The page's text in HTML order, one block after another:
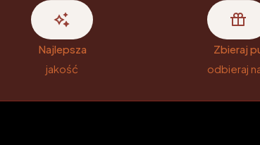
Najlepsza
jakość
Zbieraj
odbieraj